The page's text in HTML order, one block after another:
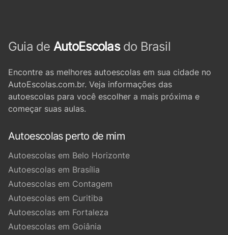
Guia de AutoEscolasdo Brasil
Encontre as melhores autoescolas em sua cidade no
AutoEscolas.com.br. Veja informações das
autoescolas para você escolher a mais próxima e
começar suas aulas.
Autoescolas perto de mim
Autoescolas em Belo Horizonte
Autoescolas em Brasília
Autoescolas em Contagem
Autoescolas em Curitiba
Autoescolas em Fortaleza
Autoescolas em Goiânia